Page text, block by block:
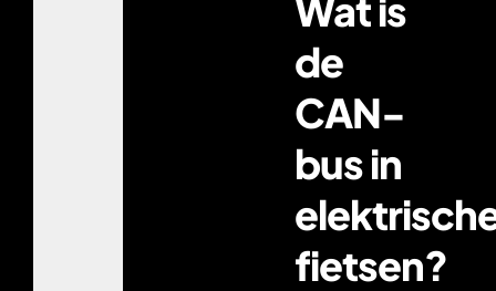
Wat is
de
CAN-
bus in
fietsen?